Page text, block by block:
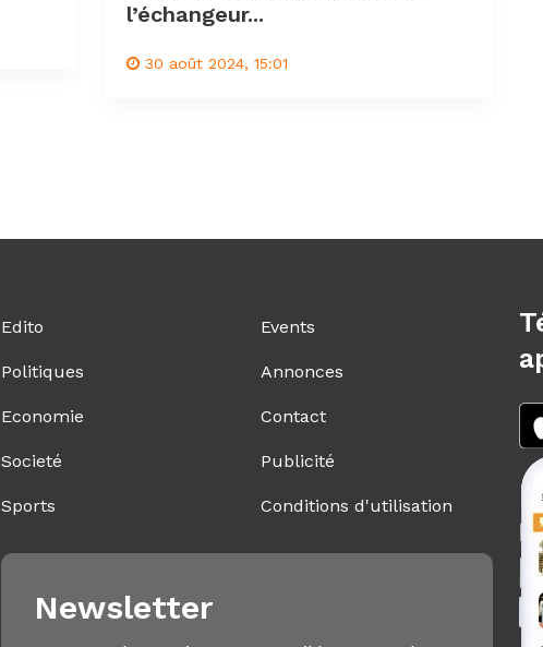
l’échangeur...
30 août 2024, 15:01
Edito
Politiques
Economie
Societé
Sports
Events
Annonces
Contact
Publicité
Conditions d'utilisation
Newsletter